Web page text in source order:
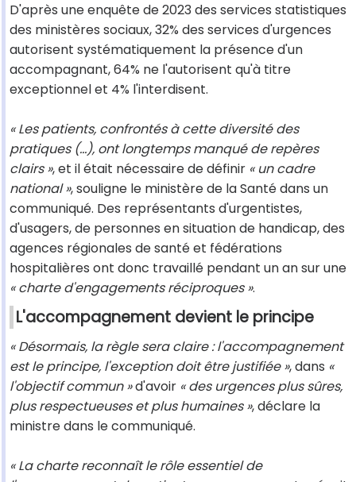
D'après une enquête de 2023 des services statistiques
des ministères sociaux, 32% des services d'urgences
autorisent systématiquement la présence d'un
accompagnant, 64% ne l'autorisent qu'à titre
exceptionnel et 4% l'interdisent.
« Les patients, confrontés à cette diversité des
pratiques (...), ont longtemps manqué de repères
clairs », et il était nécessaire de définir « un cadre
national », souligne le ministère de la Santé dans un
communiqué. Des représentants d'urgentistes,
d'usagers, de personnes en situation de handicap, des
agences régionales de santé et fédérations
hospitalières ont donc travaillé pendant un an sur une
« charte d'engagements réciproques ».
L'accompagnement devient le principe
« Désormais, la règle sera claire : l'accompagnement
est le principe, l'exception doit être justifiée », dans «
l'objectif commun »d'avoir « des urgences plus sûres,
plus respectueuses et plus humaines », déclare la
ministre dans le communiqué.
« La charte reconnaît le rôle essentiel de